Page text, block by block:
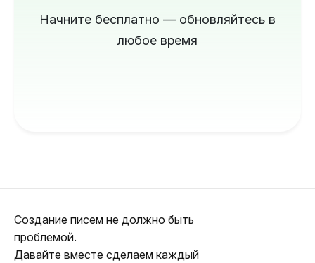
Начните бесплатно — обновляйтесь в
любое время
Создание писем не должно быть
проблемой.
Давайте вместе сделаем каждый